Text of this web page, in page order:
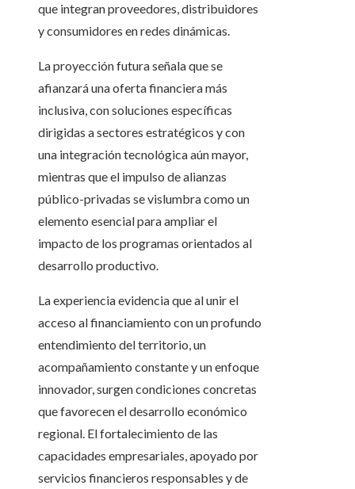
que integran proveedores, distribuidores
y consumidores en redes dinámicas.
La proyección futura señala que se
afianzará una oferta financiera más
inclusiva, con soluciones específicas
dirigidas a sectores estratégicos y con
una integración tecnológica aún mayor,
mientras que el impulso de alianzas
público-privadas se vislumbra como un
elemento esencial para ampliar el
impacto de los programas orientados al
desarrollo productivo.
La experiencia evidencia que al unir el
acceso al financiamiento con un profundo
entendimiento del territorio, un
acompañamiento constante y un enfoque
innovador, surgen condiciones concretas
que favorecen el desarrollo económico
regional. El fortalecimiento de las
capacidades empresariales, apoyado por
servicios financieros responsables y de